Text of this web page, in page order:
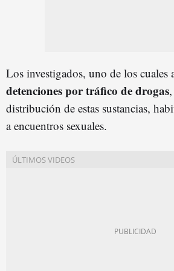
Los investigados, uno de los cuales
detenciones por tráfico de drogas
distribución de estas sustancias,
a encuentros sexuales.